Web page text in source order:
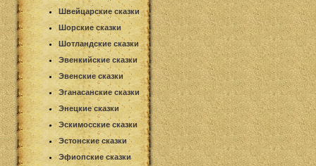
Швейцарские сказки
Шорские сказки
Шотландские сказки
Эвенкийские сказки
Эвенские сказки
Эганасанские сказки
Энецкие сказки
Эскимосские сказки
Эстонские сказки
Эфиопские сказки